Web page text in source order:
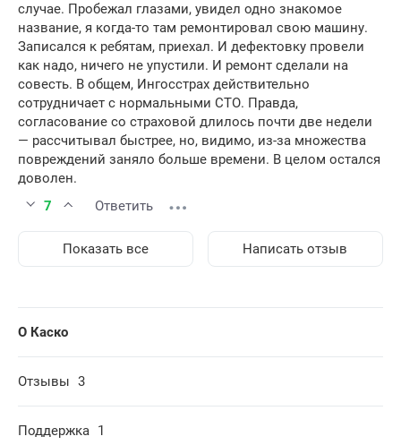
случае. Пробежал глазами, увидел одно знакомое
название, я когда-то там ремонтировал свою машину.
Записался к ребятам, приехал. И дефектовку провели
как надо, ничего не упустили. И ремонт сделали на
совесть. В общем, Ингосстрах действительно
сотрудничает с нормальными СТО. Правда,
согласование со страховой длилось почти две недели
— рассчитывал быстрее, но, видимо, из-за множества
повреждений заняло больше времени. В целом остался
доволен.
7
Ответить
Показать все Написать отзыв
О Каско
Отзывы 3
Поддержка 1